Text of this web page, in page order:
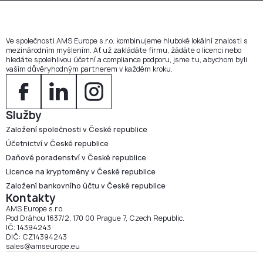
Ve společnosti AMS Europe s.r.o. kombinujeme hluboké lokální znalosti s
mezinárodním myšlením. Ať už zakládáte firmu, žádáte o licenci nebo
hledáte spolehlivou účetní a compliance podporu, jsme tu, abychom byli
vaším důvěryhodným partnerem v každém kroku.
Služby
Založení společnosti v České republice
Účetnictví v České republice
Daňové poradenství v České republice
Licence na kryptoměny v České republice
Založení bankovního účtu v České republice
Kontakty
AMS Europe s.r.o.
Pod Dráhou 1637/2, 170 00 Prague 7, Czech Republic.
IČ: 14394243
DIČ: CZ14394243
sales@amseurope.eu